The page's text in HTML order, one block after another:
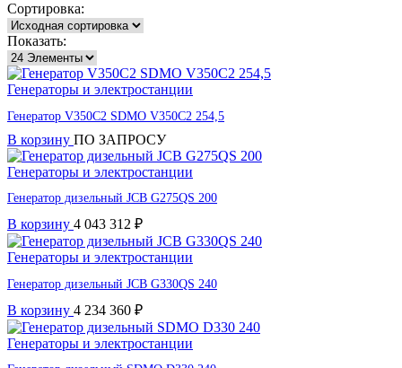
Сортировка:
Показать:
Генераторы и электростанции
Генератор V350C2 SDMO V350C2 254,5
В корзину ПО ЗАПРОСУ
Генераторы и электростанции
Генератор дизельный JCB G275QS 200
В корзину 4 043 312 ₽
Генераторы и электростанции
Генератор дизельный JCB G330QS 240
В корзину 4 234 360 ₽
Генераторы и электростанции